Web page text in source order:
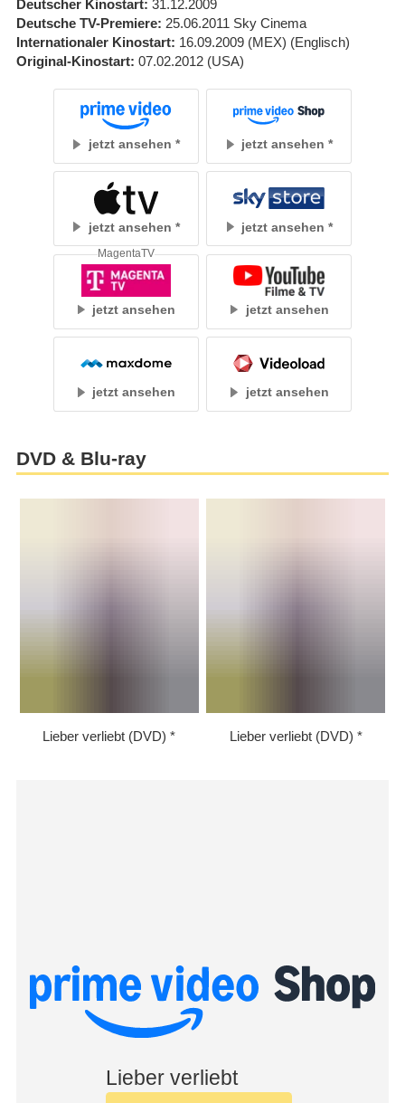
Deutscher Kinostart 31.12.2009
Deutsche TV-Premiere 25.06.2011 Sky Cinema
Internationaler Kinostart 16.09.2009 (MEX) (Englisch)
Original-Kinostart 07.02.2012 (USA)
jetzt ansehen jetzt ansehen
jetzt ansehen jetzt ansehen
jetzt ansehen
MagentaTV
jetzt ansehen
jetzt ansehen jetzt ansehen
DVD & Blu-ray
Lieber verliebt (DVD) Lieber verliebt (DVD)